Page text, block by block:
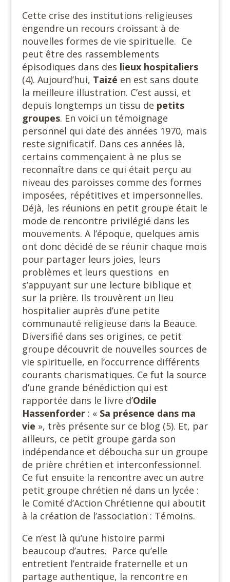
Cette crise des institutions religieuses
engendre un recours croissant à de
nouvelles formes de vie spirituelle. Ce
peut être des rassemblements
épisodiques dans des lieux hospitaliers
(4). Aujourd’hui, Taizé en est sans doute
la meilleure illustration. C’est aussi, et
depuis longtemps un tissu de petits
groupes. En voici un témoignage
personnel qui date des années 1970, mais
reste significatif. Dans ces années là,
certains commençaient à ne plus se
reconnaître dans ce qui était perçu au
niveau des paroisses comme des formes
imposées, répétitives et impersonnelles.
Déjà, les réunions en petit groupe était le
mode de rencontre privilégié dans les
mouvements. A l’époque, quelques amis
ont donc décidé de se réunir chaque mois
pour partager leurs joies, leurs
problèmes et leurs questions en
s’appuyant sur une lecture biblique et
sur la prière. Ils trouvèrent un lieu
hospitalier auprès d’une petite
communauté religieuse dans la Beauce.
Diversifié dans ses origines, ce petit
groupe découvrit de nouvelles sources de
vie spirituelle, en l’occurrence différents
courants charismatiques. Ce fut la source
d’une grande bénédiction qui est
rapportée dans le livre d’Odile
Hassenforder : « Sa présence dans ma
vie », très présente sur ce blog (5). Et, par
ailleurs, ce petit groupe garda son
indépendance et déboucha sur un groupe
de prière chrétien et interconfessionnel.
Ce fut ensuite la rencontre avec un autre
petit groupe chrétien né dans un lycée :
le Comité d’Action Chrétienne qui aboutit
à la création de l’association : Témoins.
Ce n’est là qu’une histoire parmi
beaucoup d’autres. Parce qu’elle
entretient l’entraide fraternelle et un
partage authentique, la rencontre en